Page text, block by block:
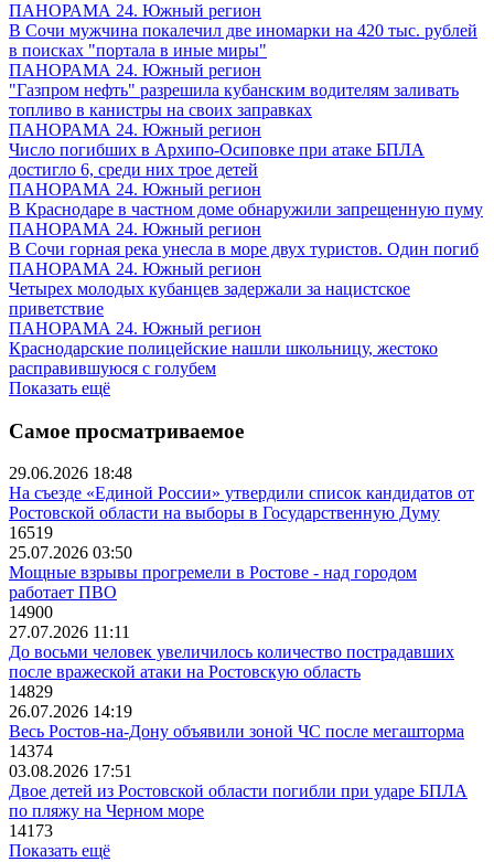
ПАНОРАМА 24. Южный регион
В Сочи мужчина покалечил две иномарки на 420 тыс. рублей
в поисках "портала в иные миры"
ПАНОРАМА 24. Южный регион
"Газпром нефть" разрешила кубанским водителям заливать
топливо в канистры на своих заправках
ПАНОРАМА 24. Южный регион
Число погибших в Архипо-Осиповке при атаке БПЛА
достигло 6, среди них трое детей
ПАНОРАМА 24. Южный регион
В Краснодаре в частном доме обнаружили запрещенную пуму
ПАНОРАМА 24. Южный регион
В Сочи горная река унесла в море двух туристов. Один погиб
ПАНОРАМА 24. Южный регион
Четырех молодых кубанцев задержали за нацистское
приветствие
ПАНОРАМА 24. Южный регион
Краснодарские полицейские нашли школьницу, жестоко
расправившуюся с голубем
Показать ещё
Самое просматриваемое
29.06.2026 18:48
На съезде «Единой России» утвердили список кандидатов от
Ростовской области на выборы в Государственную Думу
16519
25.07.2026 03:50
Мощные взрывы прогремели в Ростове - над городом
работает ПВО
14900
27.07.2026 11:11
До восьми человек увеличилось количество пострадавших
после вражеской атаки на Ростовскую область
14829
26.07.2026 14:19
Весь Ростов-на-Дону объявили зоной ЧС после мегашторма
14374
03.08.2026 17:51
Двое детей из Ростовской области погибли при ударе БПЛА
по пляжу на Черном море
14173
Показать ещё